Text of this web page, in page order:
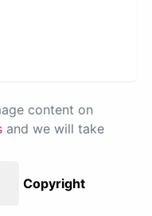
content on
and we will take
Copyright